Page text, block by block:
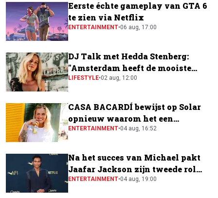
Eerste échte gameplay van GTA 6
te zien via Netflix
ENTERTAINMENT•06 aug, 17:00
DJ Talk met Hedda Stenberg:
"Amsterdam heeft de mooiste
festivalscene van Europa"
LIFESTYLE•02 aug, 12:00
CASA BACARDÍ bewijst op Solar
opnieuw waarom het een
festivalfavoriet is
ENTERTAINMENT•04 aug, 16:52
Na het succes van Michael pakt
Jaafar Jackson zijn tweede rol
naast Will Smith
ENTERTAINMENT•04 aug, 19:00